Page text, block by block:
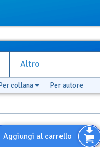
Altro
collana Per autore
Aggiungi al carrello